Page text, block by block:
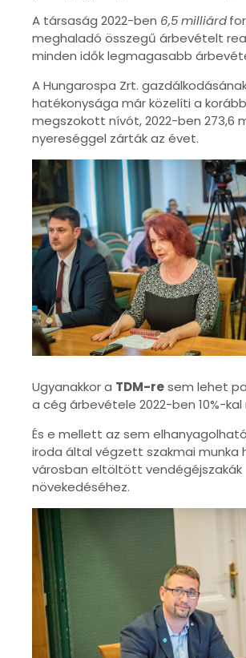
A társaság 2022-ben 6,5 milliárd
meghaladó összegű árbevételt
minden idők legmagasabb
A Hungarospa Zrt.
hatékonysága már közelíti a
megszokott nívót, 2022-ben 273,6
nyereséggel zárták az évet.
Ugyanakkor a TDM-resem lehet
a cég árbevétele 2022-ben 10%-
És e mellett az sem
iroda által végzett szakmai munka
városban eltöltött vendégéjszakák
növekedéséhez.